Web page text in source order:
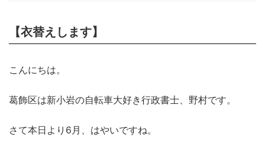
【衣替えします】
こんにちは。
葛飾区は新小岩の自転車大好き行政書士、野村です。
さて本日より6月、はやいですね。